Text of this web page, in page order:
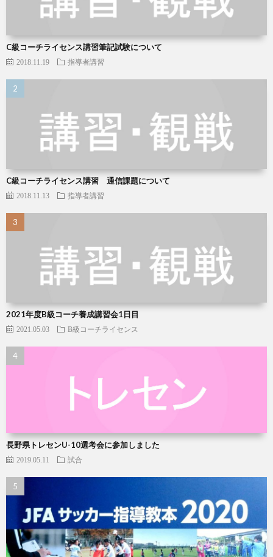
C級コーチライセンス講習筆記試験について
2018.11.19 指導者講習
C級コーチライセンス講習 通信課題について
2018.11.13 指導者講習
2021年度B級コーチ養成講習会1日目
2021.05.03 B級コーチライセンス
長野県トレセンU-10選考会に参加しました
2019.05.11 試合